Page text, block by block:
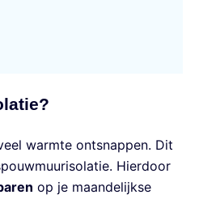
warmte ontsnappen. Dit
Hierdoor
op je maandelijkse